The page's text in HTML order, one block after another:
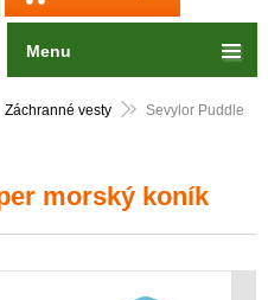
Záchranné vesty
Sevylor Puddle
morský koník
Menu